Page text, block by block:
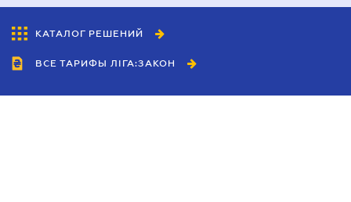
КАТАЛОГ РЕШЕНИЙ
ВСЕ ТАРИФЫ ЛІГА:ЗАКОН